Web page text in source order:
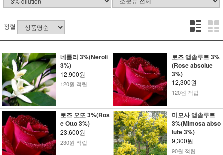
정렬
네롤리 3%(Neroli
3%)
12,900원
120원 적립
로즈 앱솔루트 3%
(Rose absolue
3%)
12,300원
120원 적립
로즈 오또 3%(Ros
e Otto 3%)
23,600원
230원 적립
미모사 앱솔루트
3%(Mimosa abso
lute 3%)
9,300원
90원 적립